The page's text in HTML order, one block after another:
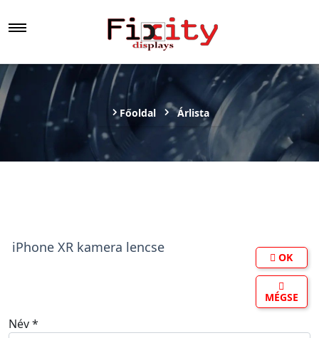
Főoldal Árlista
iPhone XR kamera lencse
OK
MÉGSE
Név*